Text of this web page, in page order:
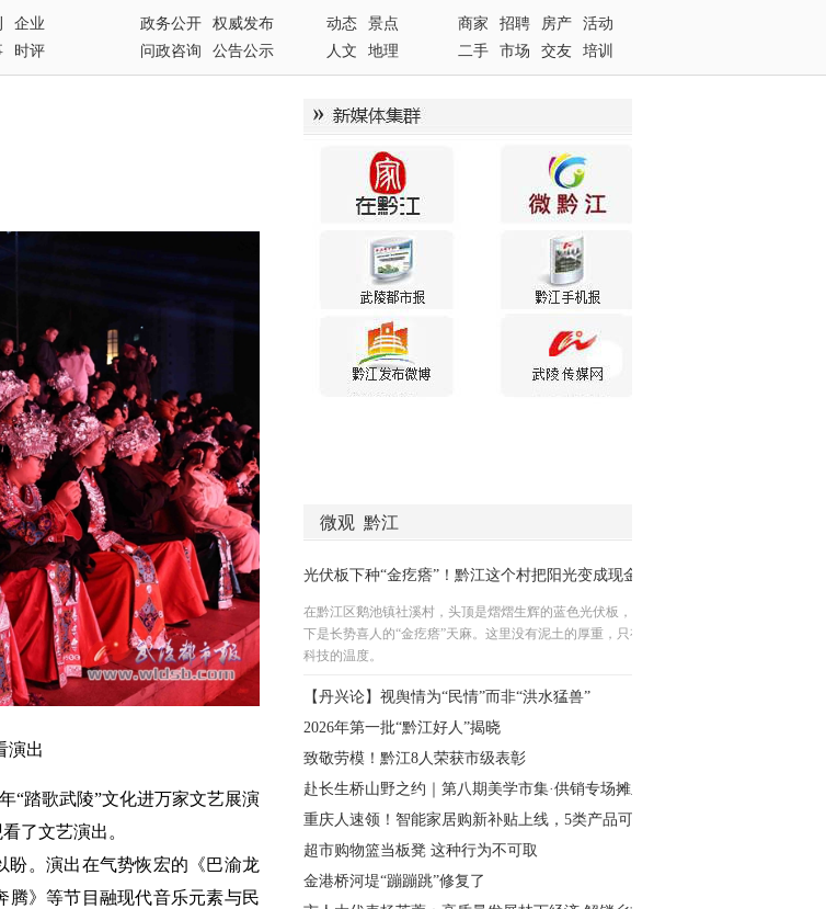
企业
时评
政务公开
权威发布
问政咨询
公告公示
动态
景点
人文
地理
商家 招聘 房产
活动
二手
市场 交友 培训
演出
“踏歌武陵”文化进万家文艺展演
了文艺演出。
盼。演出在气势恢宏的《巴渝龙
腾》等节目融现代音乐元素与民